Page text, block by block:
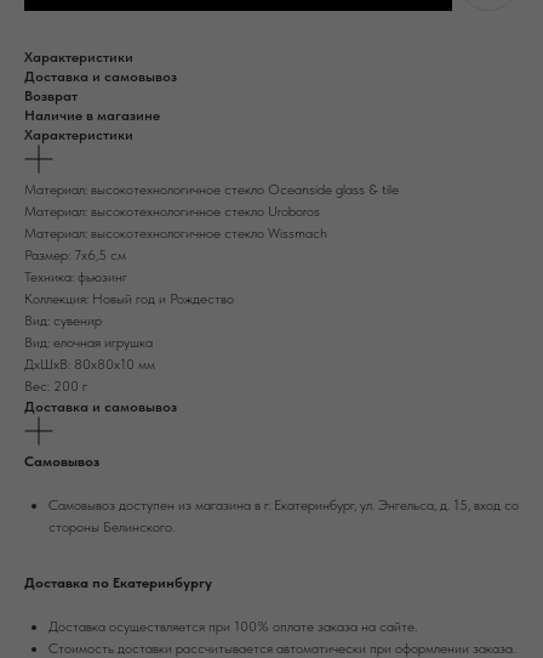
Характеристики
Доставка и самовывоз
Возврат
Наличие в магазине
Характеристики
Материал: высокотехнологичное стекло Oceanside glass & tile
Материал: высокотехнологичное стекло Uroboros
Материал: высокотехнологичное стекло Wissmach
Размер: 7х6,5 см
Техника: фьюзинг
Коллекция: Новый год и Рождество
Вид: сувенир
Вид: елочная игрушка
ДxШxВ: 80x80x10 мм
Вес: 200 г
Доставка и самовывоз
Самовывоз
Самовывоз доступен из магазина в г. Екатеринбург, ул. Энгельса, д. 15, вход со
стороны Белинского.
Доставка по Екатеринбургу
Доставка осуществляется при 100% оплате заказа на сайте.
Стоимость доставки рассчитывается автоматически при оформлении заказа.